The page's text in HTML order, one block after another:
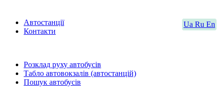
Ua Ru En
Автостанції
Контакти
Розклад руху автобусів
Табло автовокзалів (автостанцій)
Пошук автобусів